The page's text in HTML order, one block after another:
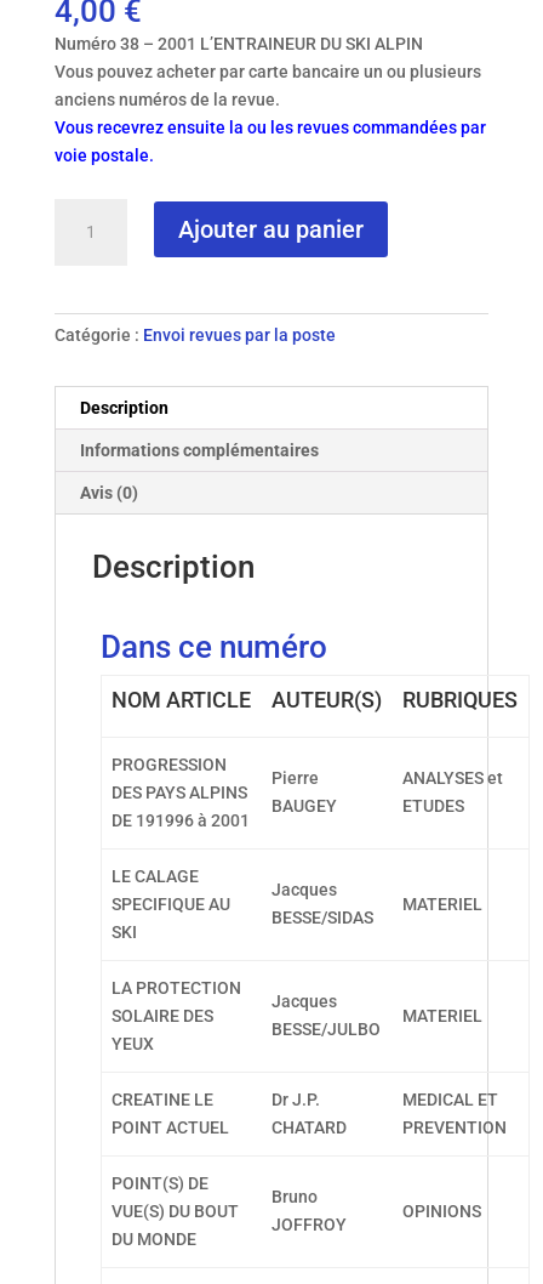
4,00 €
Numéro 38 – 2001 L’ENTRAINEUR DU SKI ALPIN
Vous pouvez acheter par carte bancaire un ou plusieurs
anciens numéros de la revue.
Vous recevrez ensuite la ou les revues commandées par
voie postale.
papier
Ajouter au panier
Catégorie : Envoi revues par la poste
Description
Informations complémentaires
Avis (0)
Description
Dans ce numéro
NOM ARTICLE AUTEUR(S) RUBRIQUES
PROGRESSION
DES PAYS ALPINS
DE 191996 à 2001
Pierre
BAUGEY
ANALYSES et
ETUDES
LE CALAGE
SPECIFIQUE AU
SKI
Jacques
BESSE/SIDAS
MATERIEL
LA PROTECTION
SOLAIRE DES
YEUX
Jacques
BESSE/JULBO
MATERIEL
CREATINE LE
POINT ACTUEL
Dr J.P.
CHATARD
MEDICAL ET
PREVENTION
POINT(S) DE
VUE(S) DU BOUT
DU MONDE
Bruno
JOFFROY
OPINIONS